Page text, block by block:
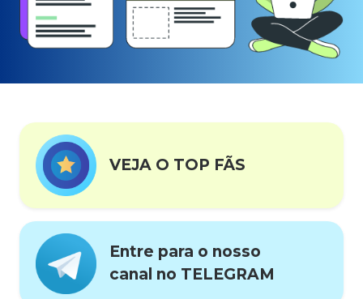
VEJA O TOP FÃS
Entre para o nosso
canal no TELEGRAM